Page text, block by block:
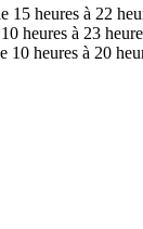
15 heures à 22
heures à 23
10 heures à 20